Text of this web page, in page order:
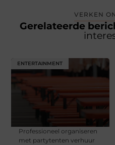
VERKEN
Gerelateerde
ENTERTAINMENT
Professioneel organiseren
met partytenten verhuur